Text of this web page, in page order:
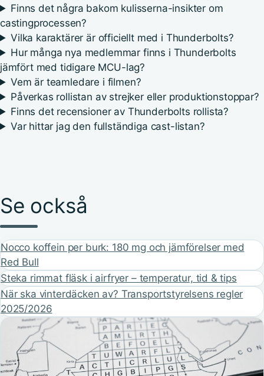
Finns det några bakom kulisserna-insikter om
castingprocessen?
Vilka karaktärer är officiellt med i Thunderbolts?
Hur många nya medlemmar finns i Thunderbolts
jämfört med tidigare MCU-lag?
Vem är teamledare i filmen?
Påverkas rollistan av strejker eller produktionstoppar?
Finns det recensioner av Thunderbolts rollista?
Var hittar jag den fullständiga cast-listan?
Se också
Nocco koffein per burk: 180 mg och jämförelser med
Red Bull
Steka rimmat fläsk i airfryer – temperatur, tid & tips
När ska vinterdäcken av? Transportstyrelsens regler
2025/2026